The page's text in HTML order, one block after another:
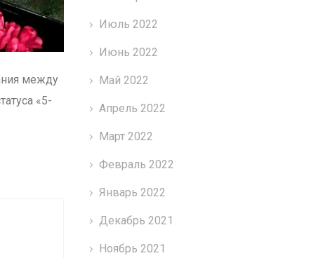
между
«5-
Июль 2022
Июнь 2022
Май 2022
Апрель 2022
Март 2022
Февраль 2022
Январь 2022
Декабрь 2021
Ноябрь 2021